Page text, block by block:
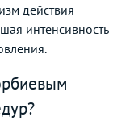
действия
интенсивность